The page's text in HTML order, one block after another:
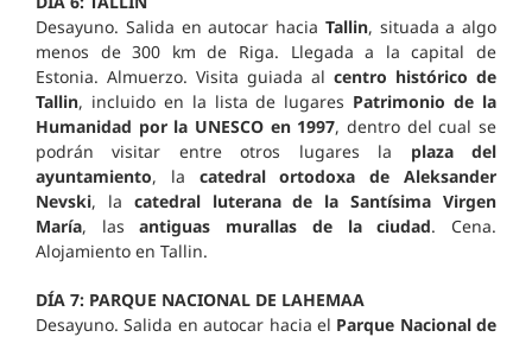
Desayuno. Salida en autocar hacia Tallin, situada a algo
menos de 300 km de Riga. Llegada a la capital de
Estonia. Almuerzo. Visita guiada al centro histórico de
Tallin, incluido en la lista de lugares Patrimonio de la
Humanidad por la UNESCO en 1997, dentro del cual se
podrán visitar entre otros lugares la plaza del
ayuntamiento, la catedral ortodoxa de Aleksander
Nevski, la catedral luterana de la Santísima Virgen
María, lasantiguas murallas de la ciudad. Cena.
Alojamiento en Tallin.
DÍA 7: PARQUE NACIONAL DE LAHEMAA
Desayuno. Salida en autocar hacia el Parque Nacional de